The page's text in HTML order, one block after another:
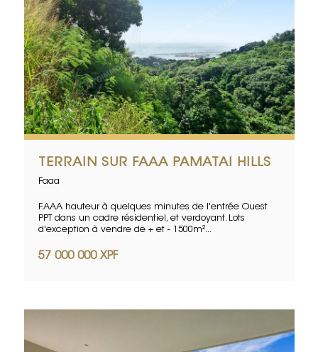
TERRAIN SUR FAAA PAMATAI HILLS
Faaa
F.AAA hauteur à quelques minutes de l'entrée Ouest
PPT dans un cadre résidentiel, et verdoyant. Lots
d'exception à vendre de + et - 1500m²...
57 000 000 XPF